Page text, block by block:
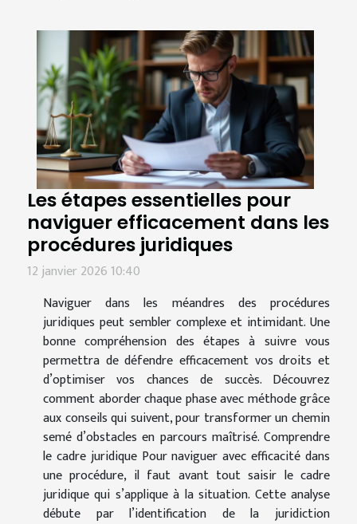
Les étapes essentielles pour
naviguer efficacement dans les
procédures juridiques
12 janvier 2026 10:40
Naviguer dans les méandres des procédures
juridiques peut sembler complexe et intimidant. Une
bonne compréhension des étapes à suivre vous
permettra de défendre efficacement vos droits et
d’optimiser vos chances de succès. Découvrez
comment aborder chaque phase avec méthode grâce
aux conseils qui suivent, pour transformer un chemin
semé d’obstacles en parcours maîtrisé. Comprendre
le cadre juridique Pour naviguer avec efficacité dans
une procédure, il faut avant tout saisir le cadre
juridique qui s’applique à la situation. Cette analyse
débute par l’identification de la juridiction